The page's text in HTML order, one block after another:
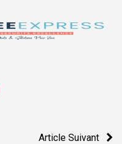
Article Suivant